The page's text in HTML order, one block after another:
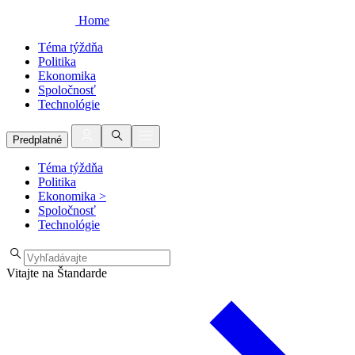
Home
Téma týždňa
Politika
Ekonomika
Spoločnosť
Technológie
Predplatné
Téma týždňa
Politika
Ekonomika >
Spoločnosť
Technológie
Vitajte na Štandarde